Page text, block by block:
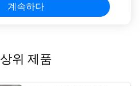
계속하다
상위 제품